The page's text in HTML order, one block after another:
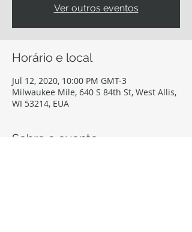
Ver outros eventos
Horário e local
Jul 12, 2020, 10:00 PM GMT-3
Milwaukee Mile, 640 S 84th St, West Allis,
WI 53214, EUA
Sobre o evento